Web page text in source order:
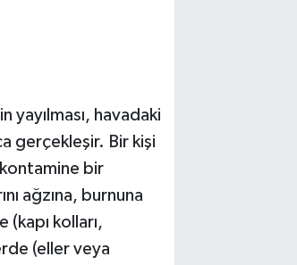
yayılması, havadaki
gerçekleşir. Bir kişi
bir
ağzına, burnuna
kolları,
(eller veya